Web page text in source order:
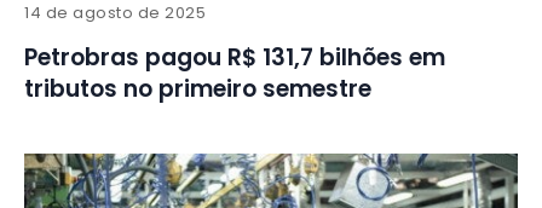
14 de agosto de 2025
Petrobras pagou R$ 131,7 bilhões em
tributos no primeiro semestre